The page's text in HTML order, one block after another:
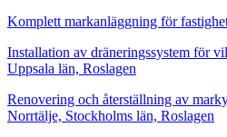
Komplett markanläggning för
Installation av dräneringssystem för
Uppsala län, Roslagen
Renovering och återställning av
Norrtälje, Stockholms län, Roslagen